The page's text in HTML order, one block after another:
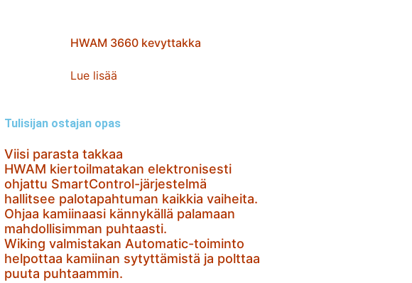
HWAM 3660 kevyttakka
Lue lisää
Tulisijan ostajan opas
Viisi parasta takkaa
HWAM kiertoilmatakan elektronisesti
ohjattu SmartControl-järjestelmä
hallitsee palotapahtuman kaikkia vaiheita.
Ohjaa kamiinaasi kännykällä palamaan
mahdollisimman puhtaasti.
Wiking valmistakan Automatic-toiminto
helpottaa kamiinan sytyttämistä ja polttaa
puuta puhtaammin.